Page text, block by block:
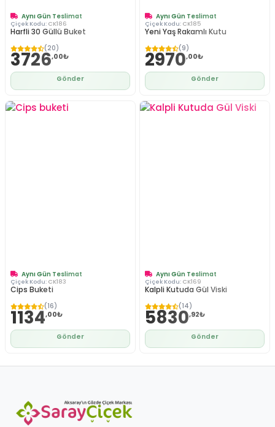
Aynı Gün Teslimat
Çiçek Kodu: CK186
Harfli 30 Güllü Buket
(20)
3726,00₺
Gönder
Aynı Gün Teslimat
Çiçek Kodu: CK185
Yeni Yaş Rakamlı Kutu
(9)
2970,00₺
Gönder
Aynı Gün Teslimat
Çiçek Kodu: CK183
Cips Buketi
(16)
1134,00₺
Gönder
Aynı Gün Teslimat
Çiçek Kodu: CK169
Kalpli Kutuda Gül Viski
(14)
5830,92₺
Gönder